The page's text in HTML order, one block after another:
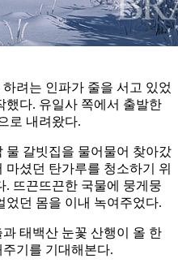
려는 인파가 줄을 서고 있었
했다. 유일사 쪽에서 출발한
로 내려왔다.
물 갈빗집을 물어물어 찾아갔
셨던 탄가루를 청소하기 위
. 뜨끈뜨끈한 국물에 뭉게뭉
었던 몸을 이내 녹여주었다.
태백산 눈꽃 산행이 올 한
기를 기대해본다.